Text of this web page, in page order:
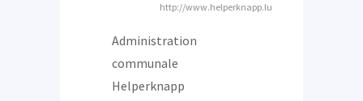
http://www.helperknapp.lu
Administration
communale
Helperknapp